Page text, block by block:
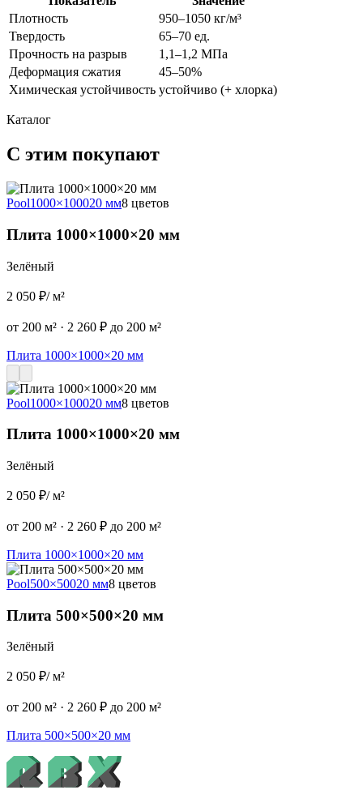
Плотность
950–1050 кг/м³
Твердость
65–70 ед.
Прочность на разрыв
1,1–1,2 МПа
Деформация сжатия
45–50%
Химическая устойчивость устойчиво (+ хлорка)
Каталог
С этим покупают
Pool1000×100020 мм8 цветов
Плита 1000×1000×20 мм
Зелёный
2 050 ₽/ м²
от 200 м² · 2 260 ₽ до 200 м²
Плита 1000×1000×20 мм
Pool1000×100020 мм8 цветов
Плита 1000×1000×20 мм
Зелёный
2 050 ₽/ м²
от 200 м² · 2 260 ₽ до 200 м²
Плита 1000×1000×20 мм
Pool500×50020 мм8 цветов
Плита 500×500×20 мм
Зелёный
2 050 ₽/ м²
от 200 м² · 2 260 ₽ до 200 м²
Плита 500×500×20 мм